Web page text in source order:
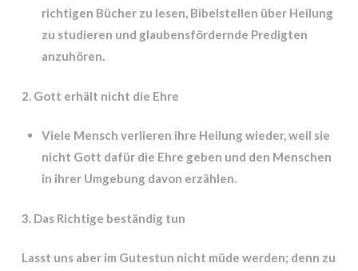
richtigen Bücher zu lesen, Bibelstellen über Heilung
zu studieren und glaubensfördernde Predigten
anzuhören.
2. Gott erhält nicht die Ehre
Viele Mensch verlieren ihre Heilung wieder, weil sie
nicht Gott dafür die Ehre geben und den Menschen
in ihrer Umgebung davon erzählen.
3. Das Richtige beständig tun
Lasst uns aber im Gutestun nicht müde werden; denn zu